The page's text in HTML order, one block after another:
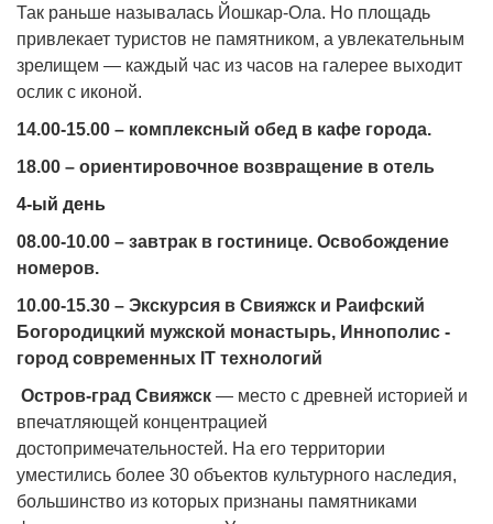
Так раньше называлась Йошкар-Ола. Но площадь
привлекает туристов не памятником, а увлекательным
зрелищем — каждый час из часов на галерее выходит
ослик с иконой.
14.00-15.00 – комплексный обед в кафе города.
18.00 – ориентировочное возвращение в отель
4-ый день
08.00-10.00 – завтрак в гостинице. Освобождение
номеров.
10.00-15.30 – Экскурсия в Свияжск и Раифский
Богородицкий мужской монастырь, Иннополис -
город современных IT технологий
Остров-град Свияжск — место с древней историей и
впечатляющей концентрацией
достопримечательностей. На его территории
уместились более 30 объектов культурного наследия,
большинство из которых признаны памятниками